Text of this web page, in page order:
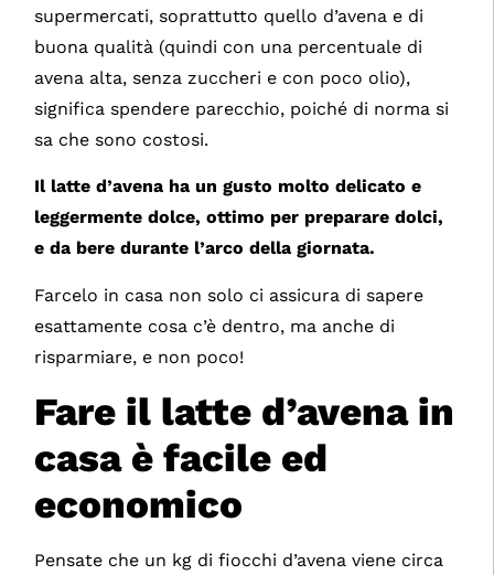
supermercati, soprattutto quello d’avena e di
buona qualità (quindi con una percentuale di
avena alta, senza zuccheri e con poco olio),
significa spendere parecchio, poiché di norma si
sa che sono costosi.
Il latte d’avena ha un gusto molto delicato e
leggermente dolce, ottimo per preparare dolci,
e da bere durante l’arco della giornata.
Farcelo in casa non solo ci assicura di sapere
esattamente cosa c’è dentro, ma anche di
risparmiare, e non poco!
Fare il latte d’avena in
casa è facile ed
economico
Pensate che un kg di fiocchi d’avena viene circa